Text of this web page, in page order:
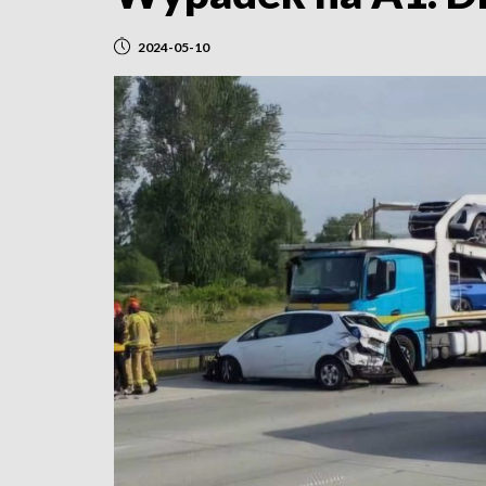
2024-05-10